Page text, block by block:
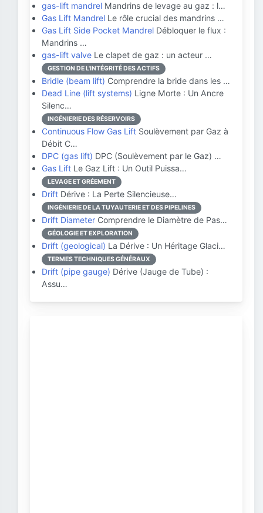
gas-lift mandrel Mandrins de levage au gaz : l…
Gas Lift Mandrel Le rôle crucial des mandrins …
Gas Lift Side Pocket Mandrel Débloquer le flux :
Mandrins …
gas-lift valve Le clapet de gaz : un acteur …
GESTION DE L'INTÉGRITÉ DES ACTIFS
Bridle (beam lift) Comprendre la bride dans les …
Dead Line (lift systems) Ligne Morte : Un Ancre
Silenc…
INGÉNIERIE DES RÉSERVOIRS
Continuous Flow Gas Lift Soulèvement par Gaz à
Débit C…
DPC (gas lift) DPC (Soulèvement par le Gaz) …
Gas Lift Le Gaz Lift : Un Outil Puissa…
LEVAGE ET GRÉEMENT
Drift Dérive : La Perte Silencieuse…
INGÉNIERIE DE LA TUYAUTERIE ET DES PIPELINES
Drift Diameter Comprendre le Diamètre de Pas…
GÉOLOGIE ET EXPLORATION
Drift (geological) La Dérive : Un Héritage Glaci…
TERMES TECHNIQUES GÉNÉRAUX
Drift (pipe gauge) Dérive (Jauge de Tube) :
Assu…